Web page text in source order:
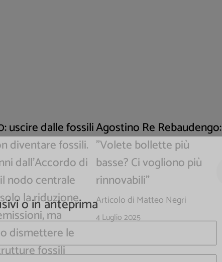
uscire dalle fossili
diventare fossili.
dall’Accordo di
nodo centrale
la riduzione
ma
dismettere le
fossili
Agostino Re Rebaudengo:
"Volete bollette più
basse? Ci vogliono più
rinnovabili"
Articolo di Matteo Negri
4 Luglio 2025
o in anteprima